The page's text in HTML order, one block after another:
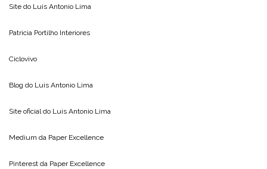
Site do Luis Antonio Lima
Patricia Portilho Interiores
Ciclovivo
Blog do Luis Antonio Lima
Site oficial do Luis Antonio Lima
Medium da Paper Excellence
Pinterest da Paper Excellence